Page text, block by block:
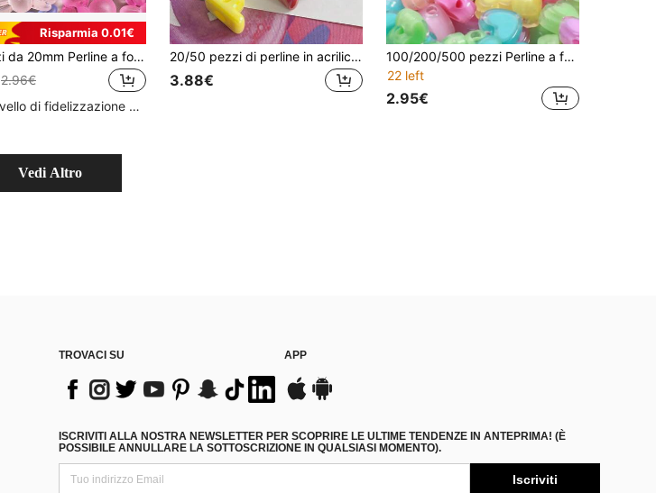
Risparmia 0.01€
20 pezzi da 20mm Perline a forma di coniglio trasparenti opache, adatte per artigianato - Perline distanziatrici in acrilico colorato con fori orizzontali, materiali fai-da-te a forma di coniglio, possono essere utilizzati per realizzare braccialetti, collane, portachiavi (compatibili)
2.96€
Alto livello di fidelizzazione dei clienti
20/50 pezzi di perline in acrilico colorate con lettere casuali, include 26 lettere inglesi creative (versione aggiornata), accessori per la creazione di perline fai-da-te, adatte per realizzare bracciali, collane, portachiavi, collari per animali domestici e altri gioielli
3.88€
100/200/500 pezzi Perline a forma di cuore in acrilico trasparente colorato da 8mm, per la realizzazione di gioielli fai-da-te, perline decorative
22 left
2.95€
Vedi Altro
TROVACI SU APP
ISCRIVITI ALLA NOSTRA NEWSLETTER PER SCOPRIRE LE ULTIME TENDENZE IN ANTEPRIMA! (È
POSSIBILE ANNULLARE LA SOTTOSCRIZIONE IN QUALSIASI MOMENTO).
Iscriviti